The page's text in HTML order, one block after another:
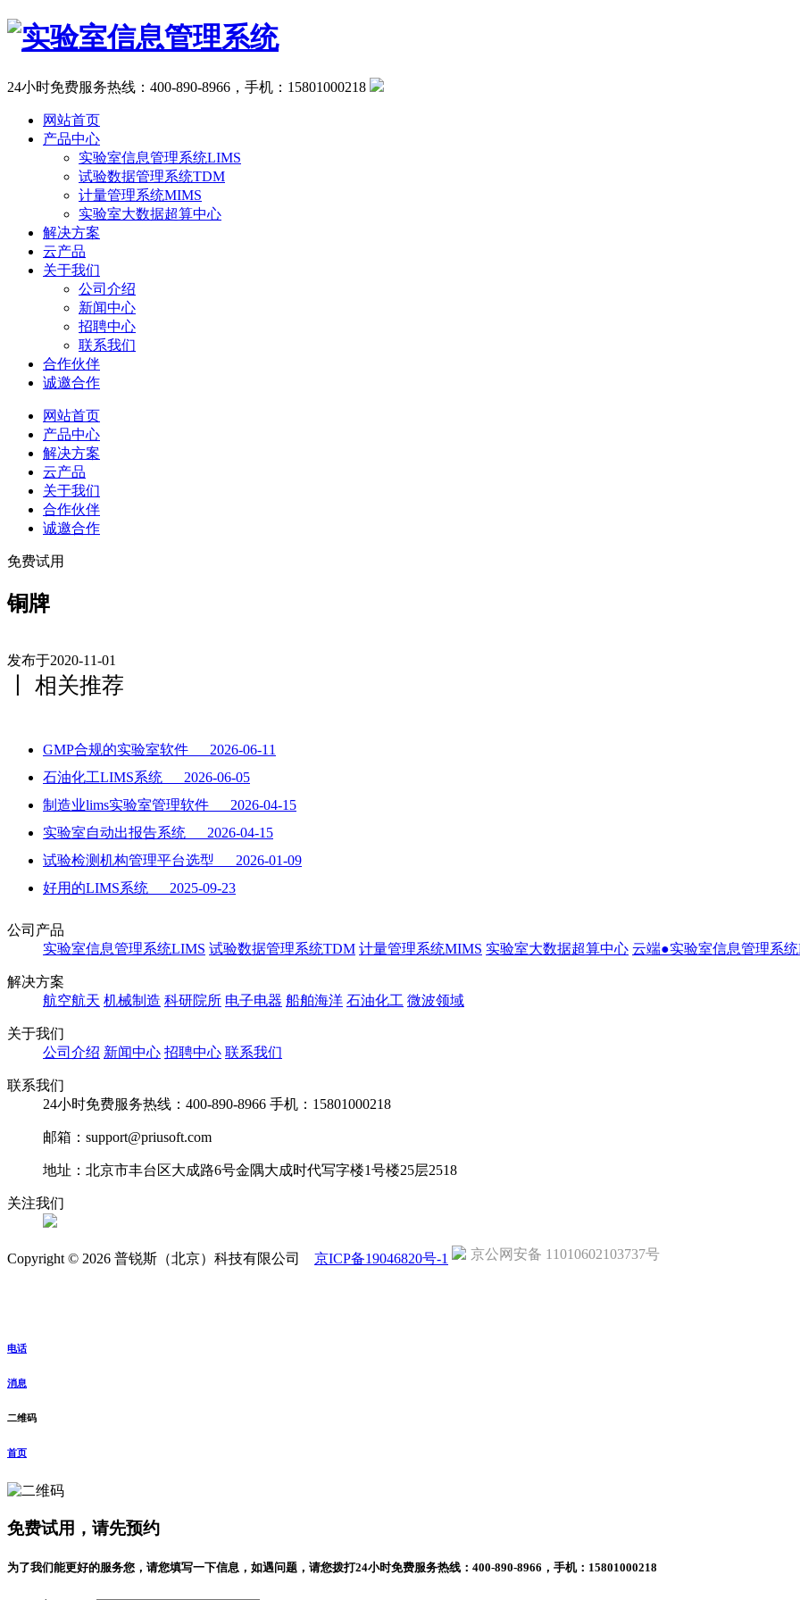
24小时免费服务热线：400-890-8966，手机：15801000218
网站首页
产品中心
实验室信息管理系统LIMS
试验数据管理系统TDM
计量管理系统MIMS
实验室大数据超算中心
解决方案
云产品
关于我们
公司介绍
新闻中心
招聘中心
联系我们
合作伙伴
诚邀合作
网站首页
产品中心
解决方案
云产品
关于我们
合作伙伴
诚邀合作
免费试用
铜牌
发布于2020-11-01
丨 相关推荐
GMP合规的实验室软件 2026-06-11
石油化工LIMS系统 2026-06-05
制造业lims实验室管理软件 2026-04-15
实验室自动出报告系统 2026-04-15
试验检测机构管理平台选型 2026-01-09
好用的LIMS系统 2025-09-23
公司产品
实验室信息管理系统LIMS 试验数据管理系统TDM 计量管理系统MIMS 实验室大数据超算中心 云端●实验室信息管理系
解决方案
航空航天 机械制造 科研院所 电子电器 船舶海洋 石油化工 微波领域
关于我们
公司介绍 新闻中心 招聘中心 联系我们
联系我们
24小时免费服务热线：400-890-8966 手机：15801000218
邮箱：support@priusoft.com
地址：北京市丰台区大成路6号金隅大成时代写字楼1号楼25层2518
关注我们
Copyright © 2026 普锐斯（北京）科技有限公司 京ICP备19046820号-1 京公网安备 11010602103737号
电话
消息
二维码
首页
免费试用，请先预约
为了我们能更好的服务您，请您填写一下信息，如遇问题，请您拨打24小时免费服务热线：400-890-8966，手机：15801000218